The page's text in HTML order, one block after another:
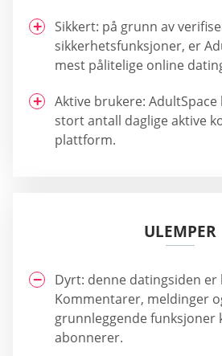
Sikkert: på grunn av
sikkerhetsfunksjoner, er
mest pålitelige online
Aktive brukere: AdultSpace
stort antall daglige aktive
plattform.
ULEMPER
Dyrt: denne datingsiden er
Kommentarer, meldinger
grunnleggende funksjoner
abonnerer.